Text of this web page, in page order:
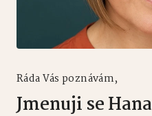
Ráda Vás poznávám,
Jmenuji se Hana